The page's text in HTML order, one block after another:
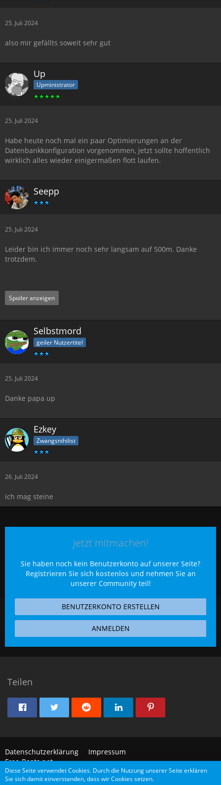
25. Juli 2024
also mir gefällts soweit sehr gut
Up
Upministrator
25. Juli 2024
Habe heute noch mal ein paar Optimierungen an der
Datenbankkonfiguration vorgenommen, jetzt sollte hoffentlich
wirklich alles wieder einigermaßen flott laufen.
Seepp
25. Juli 2024
Leider bin ich immer noch sehr langsam auf 500m. Danke
trotzdem.
Spoiler anzeigen
Selbstmord
geiler Nutzertitel
25. Juli 2024
Danke papa up
Ezkey
Zwangsnihilist
26. Juli 2024
ich mag steine
Jetzt mitmachen!
Sie haben noch kein Benutzerkonto auf unserer Seite?
Registrieren Sie sich kostenlosund nehmen Sie an
unserer Community teil!
BENUTZERKONTO ERSTELLEN
ANMELDEN
Teilen
Datenschutzerklärung
Impressum
Free-Beats.net
Diese Seite verwendet Cookies. Durch die Nutzung unserer Seite erklären
Sie sich damit einverstanden, dass wir Cookies setzen.